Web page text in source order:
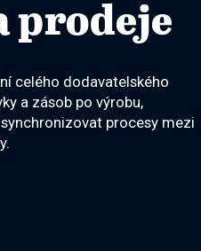
prodeje
celého dodavatelského
a zásob po výrobu,
procesy mezi